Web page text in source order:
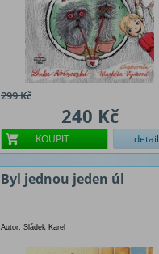
299 Kč
240 Kč
KOUPIT detail
Byl jednou jeden úl
Autor: Sládek Karel